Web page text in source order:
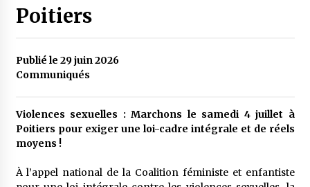
Poitiers
Publié le 29 juin 2026
Communiqués
Violences sexuelles : Marchons le samedi 4 juillet à
Poitiers pour exiger une loi-cadre intégrale et de réels
moyens !
À l’appel national de la Coalition féministe et enfantiste